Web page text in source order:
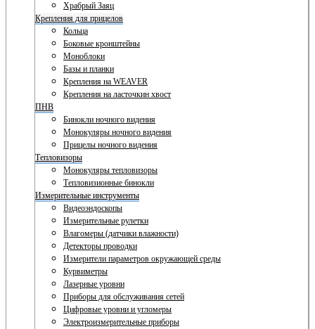
Храбрый Заяц
Крепления для прицелов
Кольца
Боковые кронштейны
Моноблоки
Базы и планки
Крепления на WEAVER
Крепления на ласточкин хвост
ПНВ
Бинокли ночного видения
Монокуляры ночного видения
Прицелы ночного видения
Тепловизоры
Монокуляры тепловизоры
Тепловизионные бинокли
Измерительные инструменты
Видеоэндоскопы
Измерительные рулетки
Влагомеры (датчики влажности)
Детекторы проводки
Измерители параметров окружающей среды
Курвиметры
Лазерные уровни
Приборы для обслуживания сетей
Цифровые уровни и угломеры
Электроизмерительные приборы